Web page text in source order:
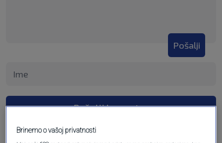
Pošalji
Pošalji komentar
Brinemo o vašoj privatnosti